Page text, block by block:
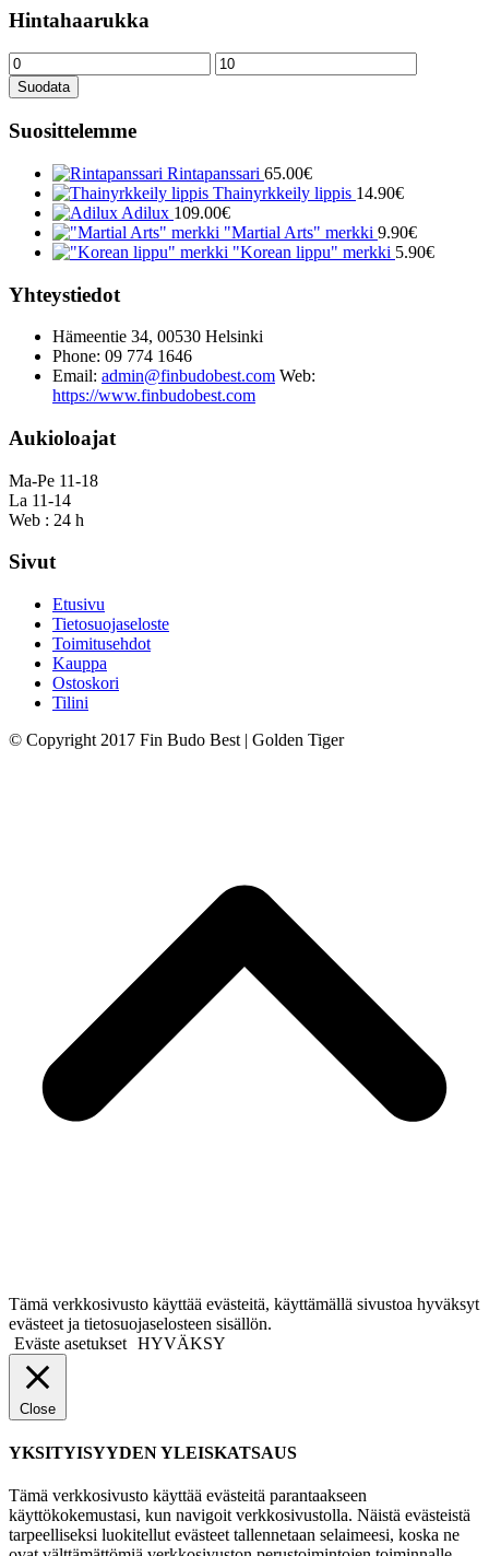
Hintahaarukka
Minimihinta Maksimihinta
Suodata
Suosittelemme
Rintapanssari 65.00€
Thainyrkkeily lippis 14.90€
Adilux 109.00€
"Martial Arts" merkki 9.90€
"Korean lippu" merkki 5.90€
Yhteystiedot
Hämeentie 34, 00530 Helsinki
Phone: 09 774 1646
Email: admin@finbudobest.com Web:
https://www.finbudobest.com
Aukioloajat
Ma-Pe 11-18
La 11-14
Web : 24 h
Sivut
Etusivu
Tietosuojaseloste
Toimitusehdot
Kauppa
Ostoskori
Tilini
© Copyright 2017 Fin Budo Best | Golden Tiger
Tämä verkkosivusto käyttää evästeitä, käyttämällä sivustoa hyväksyt
evästeet ja tietosuojaselosteen sisällön.
Eväste asetukset HYVÄKSY
Close
YKSITYISYYDEN YLEISKATSAUS
Tämä verkkosivusto käyttää evästeitä parantaakseen
käyttökokemustasi, kun navigoit verkkosivustolla. Näistä evästeistä
tarpeelliseksi luokitellut evästeet tallennetaan selaimeesi, koska ne